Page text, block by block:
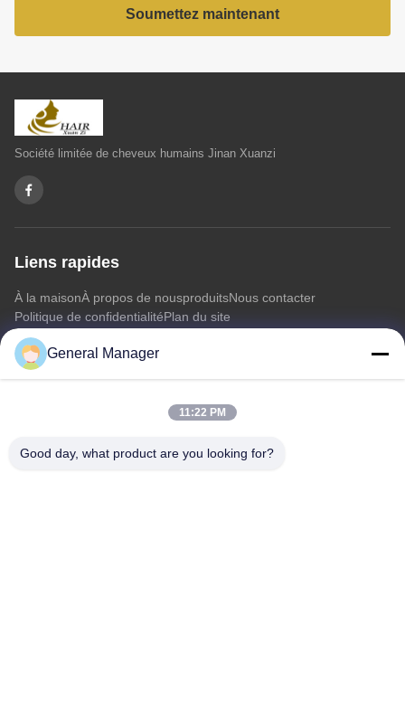
Soumettez maintenant
Société limitée de cheveux humains Jinan Xuanzi
Liens rapides
À la maisonÀ propos de nousproduitsNous contacter
Politique de confidentialitéPlan du site
Nous contacter
Adresse: Rue Xingfu, district de Licheng, ville de Jinan,
General Manager
11:22 PM
Good day, what product are you looking for?